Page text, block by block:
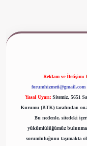
Reklam ve İletişim:
forumhizmeti@gmail.com
Yasal Uyarı: Sitemiz, 5651
Kurumu (BTK) tarafından
Bu nedenle, sitedeki
yükümlülüğümüz
sorumluluğunu taşımakta